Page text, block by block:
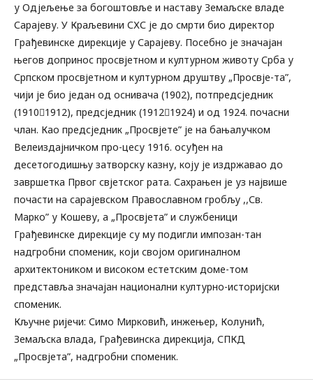
у Одјељење за богоштовље и наставу Земаљске владе
Сарајеву. У Краљевини СХС је до смрти био директор
Грађевинске дирекције у Сарајеву. Посебно је значајан
његов допринос просвјетном и културном животу Срба у
Српском просвјетном и културном друштву „Просвје-та”,
чији је био један од оснивача (1902), потпредсједник
(19101912), предсједник (19121924) и од 1924. почасни
члан. Као предсједник „Просвјете” је на бањалучком
Велеиздајничком про-цесу 1916. осуђен на
десетогодишњу затворску казну, коју је издржавао до
завршетка Првог свјетског рата. Сахрањен је уз највише
почасти на сарајевском Православном гробљу ,,Св.
Марко” у Кошеву, а „Просвјета” и службеници
Грађевинске дирекције су му подигли импозан-тан
надгробни споменик, који својом оригиналном
архитектоником и високом естетским доме-том
представља значајан национални културно-историјски
споменик.
Кључне ријечи: Симо Мирковић, инжењер, Колунић,
Земаљска влада, Грађевинска дирекција, СПКД
„Просвјета”, надгробни споменик.